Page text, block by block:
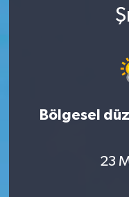
Bölgesel
23